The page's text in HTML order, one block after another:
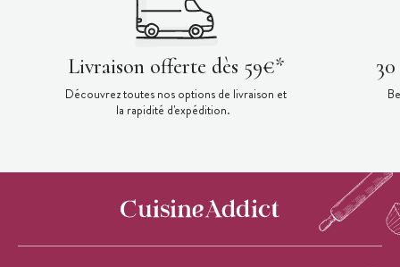
Livraison offerte dès 59€*
Découvrez toutes nos options de livraison et
la rapidité d'expédition.